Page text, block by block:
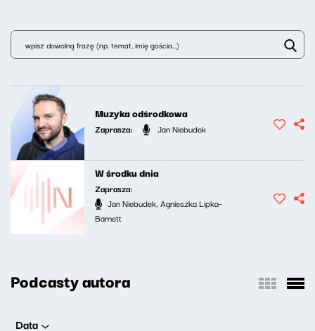
Muzyka odśrodkowa
Zaprasza: Jan Niebudek
W środku dnia
Zaprasza:
Jan Niebudek, Agnieszka Lipka-
Barnett
Podcasty autora
Data